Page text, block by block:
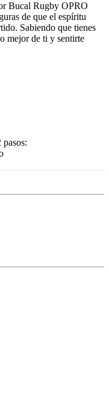
Bucal Rugby OPRO
de que el espíritu
Sabiendo que tienes
mejor de ti y sentirte
pasos: